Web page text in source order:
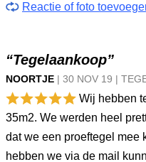
Reactie of foto
“Tegelaankoop”
NOORTJE | 30 NOV 19 |
Wij hebben
35m2. We werden heel
dat we een proeftegel mee
hebben we via de mail